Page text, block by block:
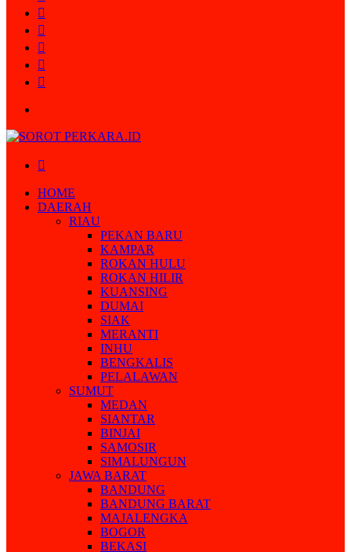
HOME
DAERAH
RIAU
PEKAN BARU
KAMPAR
ROKAN HULU
ROKAN HILIR
KUANSING
DUMAI
SIAK
MERANTI
INHU
BENGKALIS
PELALAWAN
SUMUT
MEDAN
SIANTAR
BINJAI
SAMOSIR
SIMALUNGUN
JAWA BARAT
BANDUNG
BANDUNG BARAT
MAJALENGKA
BOGOR
BEKASI